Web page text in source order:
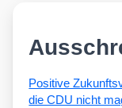
Posi­ti­ve
die CDU nicht